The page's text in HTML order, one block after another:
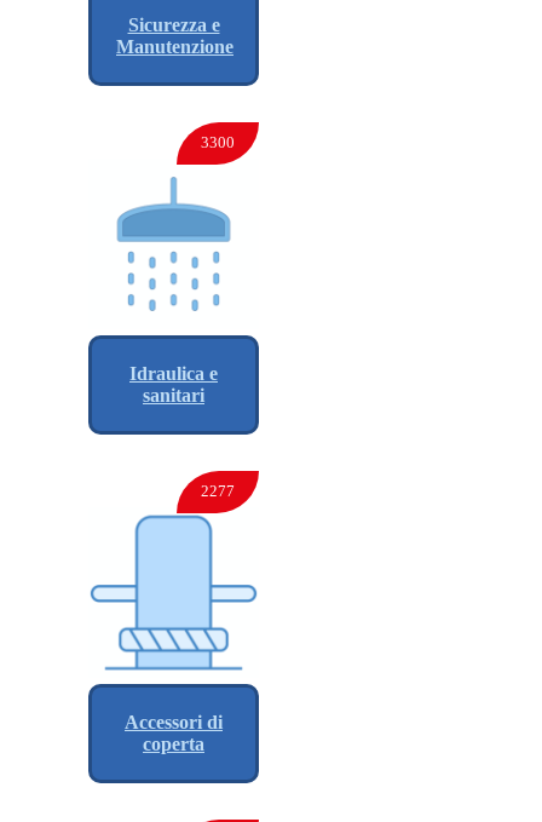
Sicurezza e
Manutenzione
3300
Idraulica e
sanitari
2277
Accessori di
coperta